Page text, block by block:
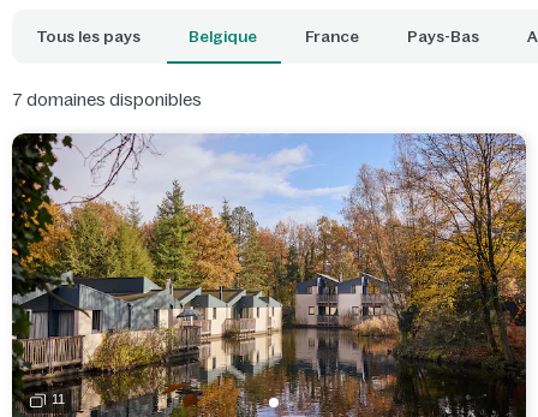
Tous les pays Belgique France Pays-Bas
7 domaines disponibles
11